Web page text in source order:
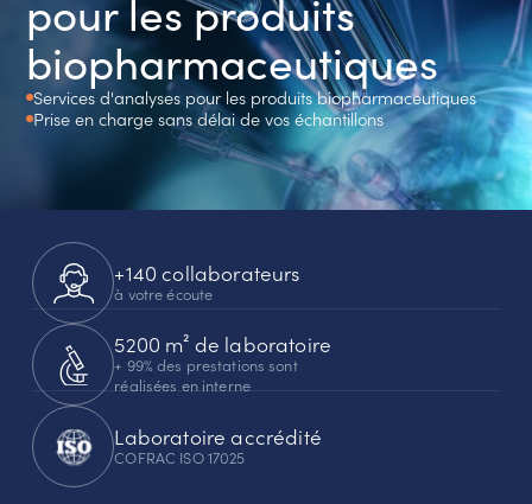
pour les produits
biopharmaceutiques
Services d'analyses pour les produits biopharmaceutiques
Prise en charge sans délai de vos échantillons
+140 collaborateurs
à votre écoute
5200 m² de laboratoire
+ 99% des prestations sont
réalisées en interne
Laboratoire accrédité
COFRAC ISO 17025